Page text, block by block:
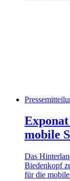
mobile
Das
Biedenkopf
für die mobile